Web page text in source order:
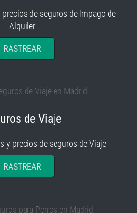
precios de seguros de Impago de
Alquiler
RASTREAR
de Viaje
y precios de seguros de Viaje
RASTREAR